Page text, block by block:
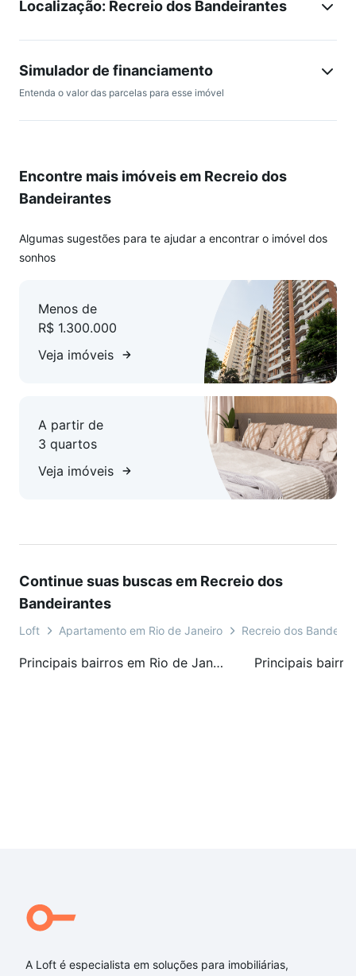
ano que vem.
Localização: Recreio dos Bandeirantes
Simulador de financiamento
Entenda o valor das parcelas para esse imóvel
Encontre mais imóveis em Recreio dos
Bandeirantes
Algumas sugestões para te ajudar a encontrar o imóvel dos
sonhos
Menos de
R$ 1.300.000
Veja imóveis
A partir de
3 quartos
Veja imóveis
Continue suas buscas em Recreio dos
Bandeirantes
Loft Apartamento em Rio de Janeiro Recreio dos
Principais bairros em Rio de Janeiro, RJ
A Loft é especialista em soluções para imobiliárias,